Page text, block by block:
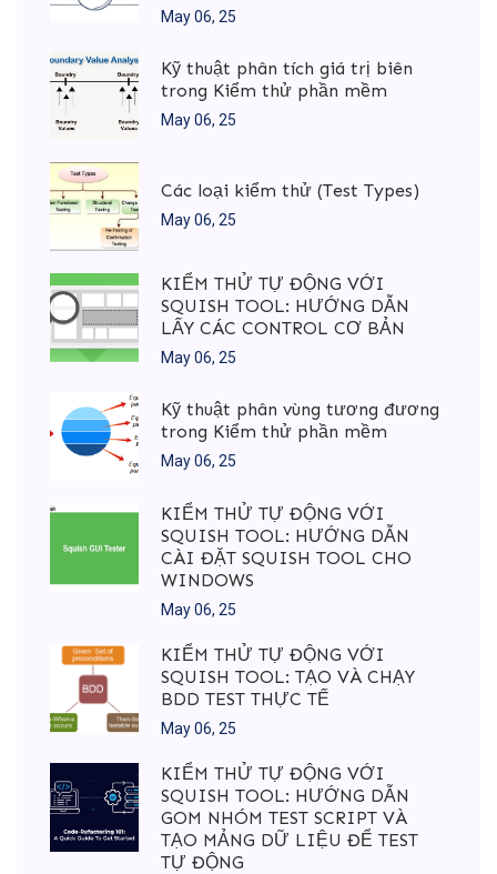
May 06, 25
Kỹ thuật phân tích giá trị biên
trong Kiểm thử phần mềm
May 06, 25
Các loại kiểm thử (Test Types)
May 06, 25
KIỂM THỬ TỰ ĐỘNG VỚI
SQUISH TOOL: HƯỚNG DẪN
LẤY CÁC CONTROL CƠ BẢN
May 06, 25
Kỹ thuật phân vùng tương đương
trong Kiểm thử phần mềm
May 06, 25
KIỂM THỬ TỰ ĐỘNG VỚI
SQUISH TOOL: HƯỚNG DẪN
CÀI ĐẶT SQUISH TOOL CHO
WINDOWS
May 06, 25
KIỂM THỬ TỰ ĐỘNG VỚI
SQUISH TOOL: TẠO VÀ CHẠY
BDD TEST THỰC TẾ
May 06, 25
KIỂM THỬ TỰ ĐỘNG VỚI
SQUISH TOOL: HƯỚNG DẪN
GOM NHÓM TEST SCRIPT VÀ
TẠO MẢNG DỮ LIỆU ĐỂ TEST
TỰ ĐỘNG